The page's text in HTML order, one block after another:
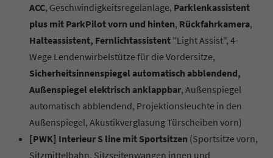
ACC, Geschwindigkeitsregelanlage, Parklenkassistent
plus mit ParkPilot vorn und hinten, Rückfahrkamera,
Halteassistent, Fernlichtassistent "Light Assist", 4-
Wege Lendenwirbelstütze für die Vordersitze,
Sicherheitsinnenspiegel automatisch abblendend,
Außenspiegel elektrisch anklappbar, Außenspiegel
automatisch abblendend, Projektionsleuchte in den
Außenspiegel, Akustikverglasung Türscheiben vorn)
[PWK] Interieur S line mit Sportsitzen (Sportsitze vorn,
Sitzmittelbahn, Sitzseitenwangen innen und